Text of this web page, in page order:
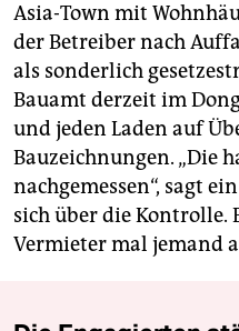
Asia-Town mit
der Betreiber nach
als sonderlich
Bauamt derzeit im
und jeden Laden auf
Bauzeichnungen. „Die
nachgemessen“, sagt
sich über die Kontrolle.
Vermieter mal jemand